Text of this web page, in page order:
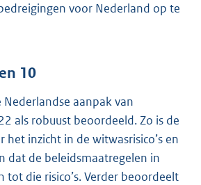
voor Nederland op te
10
Nederlandse aanpak van
als robuust beoordeeld. Zo is de
het inzicht in de witwasrisico’s en
dat de beleidsmaatregelen in
tot die risico’s. Verder beoordeelt